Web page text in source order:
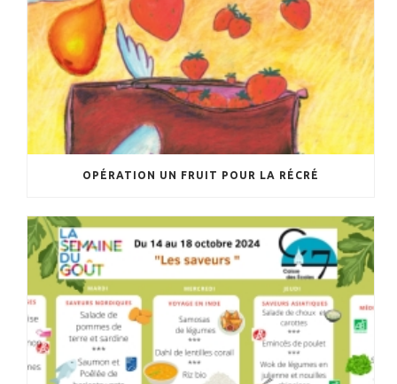
OPÉRATION UN FRUIT POUR LA RÉCRÉ